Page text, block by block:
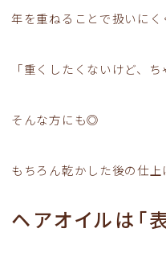
年を重ねることで扱いに
「重くしたくないけど、ち
そんな方にも◎
もちろん乾かした後の仕上
ヘアオイルは「